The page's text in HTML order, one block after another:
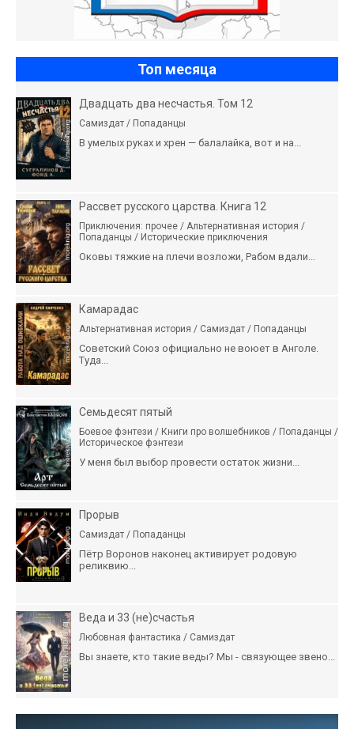
Топ месяца
Двадцать два несчастья. Том 12
Самиздат / Попаданцы
В умелых руках и хрен — балалайка, вот и на...
Рассвет русского царства. Книга 12
Приключения: прочее / Альтернативная история /
Попаданцы / Исторические приключения
Оковы тяжкие на плечи возложи, Рабом вдали...
Камарадас
Альтернативная история / Самиздат / Попаданцы
Советский Союз официально не воюет в Анголе.
Туда...
Семьдесят пятый
Боевое фэнтези / Книги про волшебников / Попаданцы /
Историческое фэнтези
У меня был выбор провести остаток жизни...
Прорыв
Самиздат / Попаданцы
Пётр Воронов наконец активирует родовую
реликвию...
Веда и 33 (не)счастья
Любовная фантастика / Самиздат
Вы знаете, кто такие веды? Мы - связующее звено...